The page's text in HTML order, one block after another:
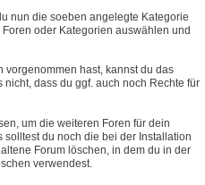
nun die soeben angelegte Kategorie
oder Kategorien auswählen und
vorgenommen hast, kannst du das
nicht, dass du ggf. auch noch Rechte für
um die weiteren Foren für dein
du noch die bei der Installation
Forum löschen, in dem du in der
verwendest.